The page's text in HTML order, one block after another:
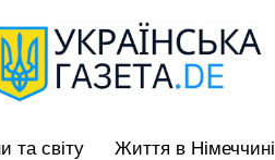
та світу Життя в Німеччині